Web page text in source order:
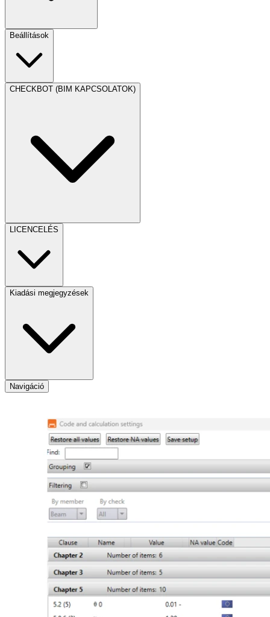
Beállítások
CHECKBOT (BIM KAPCSOLATOK)
LICENCELÉS
Kiadási megjegyzések
Navigáció